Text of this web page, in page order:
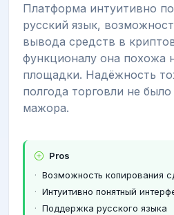
Платформа интуитивно
русский язык,
вывода средств в
функционалу она похожа
площадки. Надёжность
полгода торговли не
мажора.
Pros
Возможность копирования
Интуитивно понятный
Поддержка русского языка